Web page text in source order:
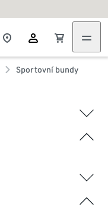
Sportovní bundy